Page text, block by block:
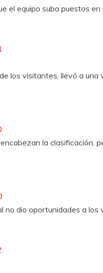
el equipo suba puestos
los visitantes, llevó a una
la clasificación,
no dio oportunidades a los